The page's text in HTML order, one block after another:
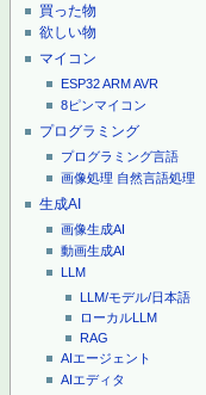
買った物
欲しい物
マイコン
ESP32ARMAVR
8ピンマイコン
プログラミング
プログラミング言語
画像処理 自然言語処理
生成AI
画像生成AI
動画生成AI
LLM
LLM/モデル/日本語
ローカルLLM
RAG
AIエージェント
AIエディタ